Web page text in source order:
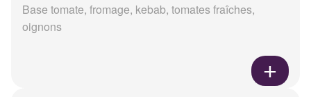
Base tomate, fromage, kebab, tomates fraîches,
oignons